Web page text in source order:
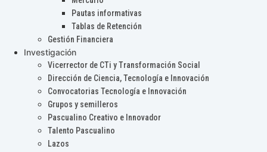
Pautas informativas
Tablas de Retención
Gestión Financiera
Investigación
Vicerrector de CTi y Transformación Social
Dirección de Ciencia, Tecnología e Innovación
Convocatorias Tecnología e Innovación
Grupos y semilleros
Pascualino Creativo e Innovador
Talento Pascualino
Lazos